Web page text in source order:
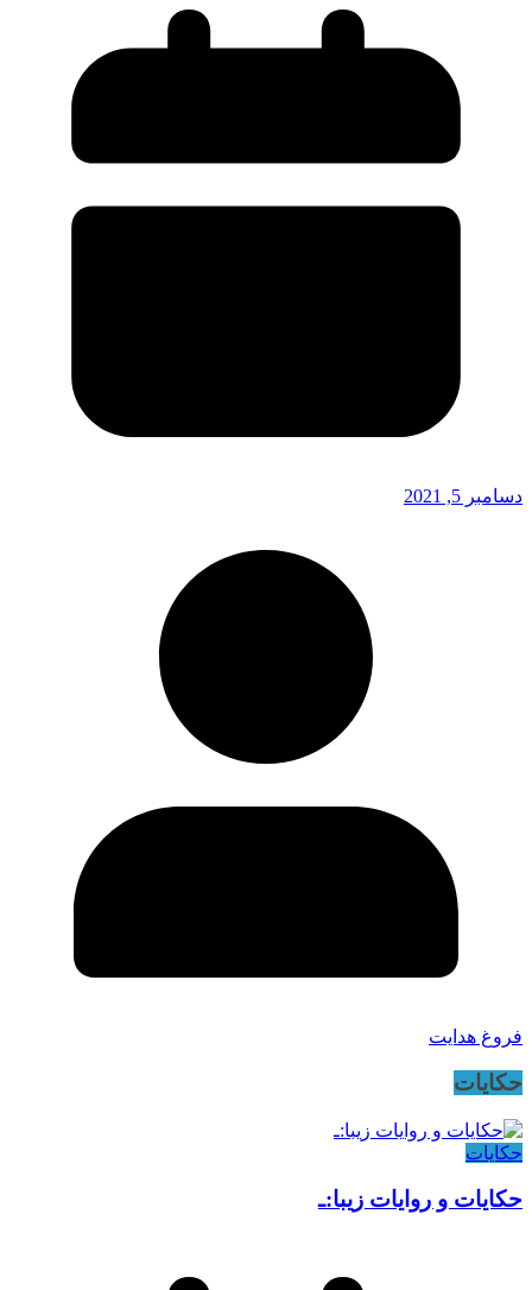
دسامبر 5, 2021
فروغ هدایت
حکایات
حکایات
حکایات و روایات زیبا:ـ